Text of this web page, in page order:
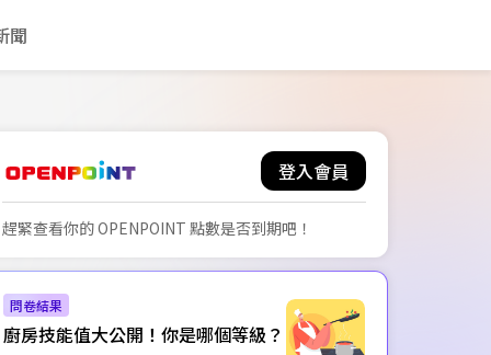
聞
登入會員
趕緊查看你的 OPENPOINT 點數是否到期吧！
問卷結果
廚房技能值大公開！你是哪個等級？